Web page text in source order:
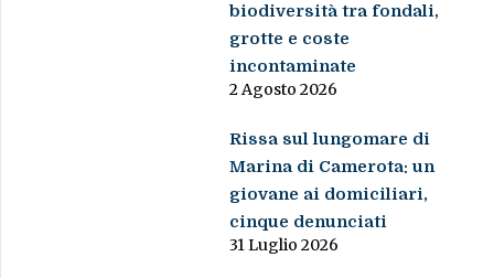
biodiversità tra fondali,
grotte e coste
incontaminate
2 Agosto 2026
Rissa sul lungomare di
Marina di Camerota: un
giovane ai domiciliari,
cinque denunciati
31 Luglio 2026